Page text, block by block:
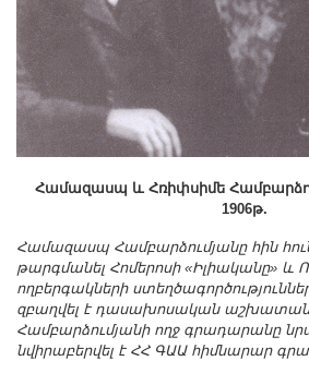
Համազասպ և Հռիփսիմե
1906թ.
Համազասպ Համբարձումյանը հին
թարգմանել Հոմերոսի «Իլիականը» և
ողբերգակների
զբաղվել է դասախոսական
Համբարձումյանի ողջ գրադարանը
նվիրաբերվել է ՀՀ ԳԱԱ հիմնարար